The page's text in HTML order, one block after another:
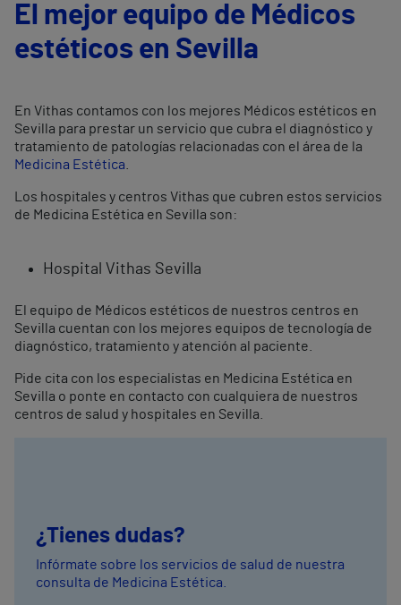
El mejor equipo de Médicos
estéticos en Sevilla
En Vithas contamos con los mejores Médicos estéticos en
Sevilla para prestar un servicio que cubra el diagnóstico y
tratamiento de patologías relacionadas con el área de la
Medicina Estética
Los hospitales y centros Vithas que cubren estos servicios
de Medicina Estética en Sevilla son:
Hospital Vithas Sevilla
El equipo de Médicos estéticos de nuestros centros en
Sevilla cuentan con los mejores equipos de tecnología de
diagnóstico, tratamiento y atención al paciente.
Pide cita con los especialistas en Medicina Estética en
Sevilla o ponte en contacto con cualquiera de nuestros
centros de salud y hospitales en Sevilla.
¿Tienes dudas?
Infórmate sobre los servicios de salud de nuestra
consulta de Medicina Estética.